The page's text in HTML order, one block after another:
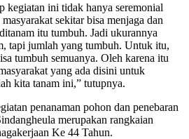
kegiatan ini tidak hanya seremonial
sekitar bisa menjaga dan
itu tumbuh. Jadi ukurannya
tapi jumlah yang tumbuh. Untuk itu,
tumbuh semuanya. Oleh karena itu
yang ada disini untuk
kita tanam ini,” tutupnya.
penanaman pohon dan penebaran
merupakan rangkaian
Ke 44 Tahun.